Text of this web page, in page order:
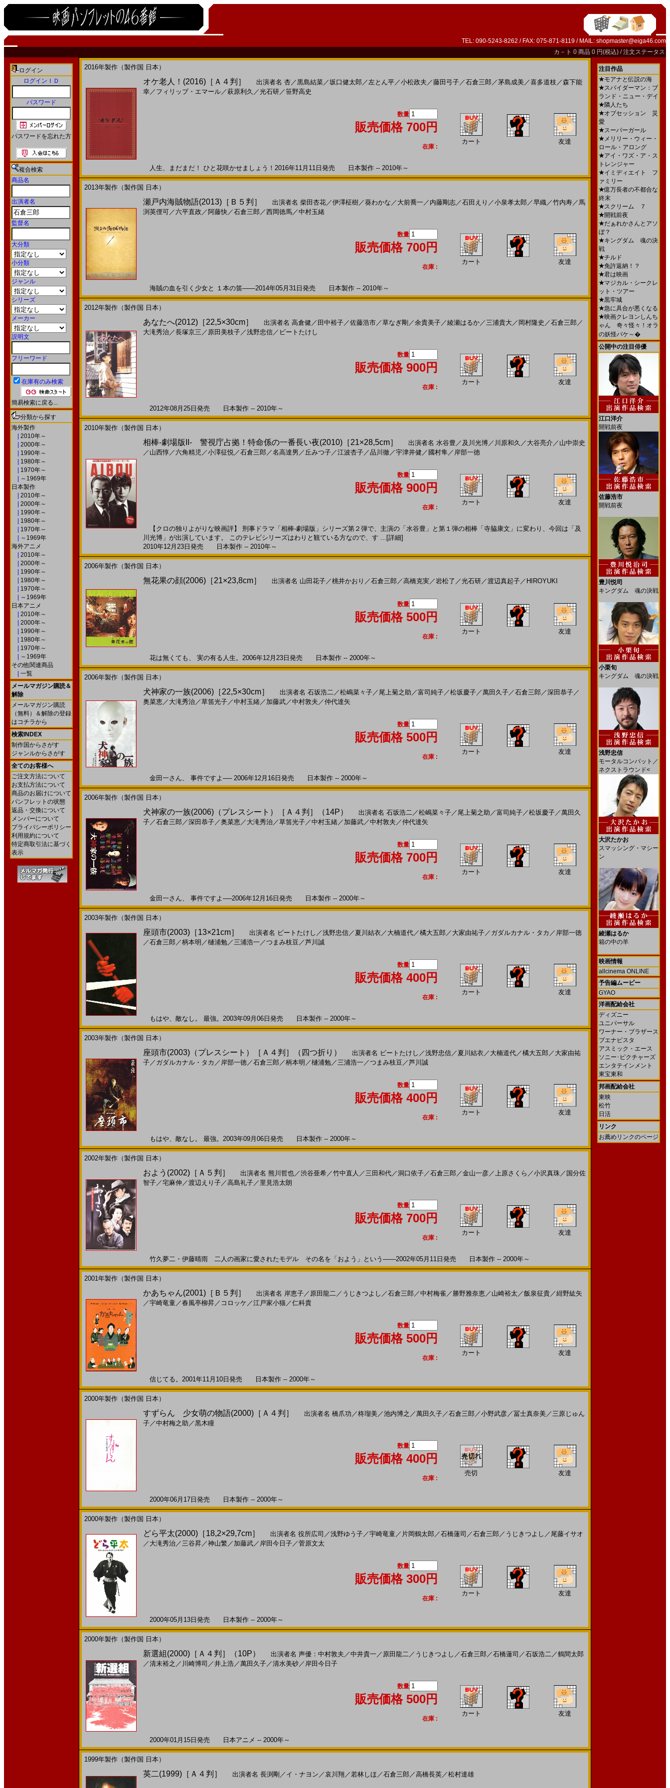
TEL: 090-5243-8262 / FAX: 075-871-8119 / MAIL: shopmaster@eiga46.com
カ－ト 0 商品 0 円(税込) /注文ステータス
ログイン
ログインＩＤ
パスワード
パスワードを忘れた方
複合検索
商品名
出演者名
監督名
大分類
小分類
ジャンル
シリーズ
メーカー
説明文
フリーワード
在庫有のみ検索
簡易検索に戻る...
分類から探す
海外製作
2010年～
2000年～
1990年～
1980年～
1970年～
～1969年
日本製作
2010年～
2000年～
1990年～
1980年～
1970年～
～1969年
海外アニメ
2010年～
2000年～
1990年～
1980年～
1970年～
～1969年
日本アニメ
2010年～
2000年～
1990年～
1980年～
1970年～
～1969年
その他関連商品
一覧
メールマガジン購読＆
解除
メールマガジン購読
（無料）＆解除の登録
はコチラから
検索INDEX
制作国からさがす
ジャンルからさがす
全てのお客様へ
ご注文方法について
お支払方法について
商品のお届けについて
パンフレットの状態
返品・交換について
メンバーについて
プライバシーポリシー
利用規約について
特定商取引法に基づく
表示
2016年製作（製作国 日本）
オケ老人！(2016)［Ａ４判］ 出演者名 杏／黒島結菜／坂口健太郎 ／左とん平／小松政夫 ／藤田弓子／石倉三郎 ／茅島成美／喜多道枝 ／森下能
幸／ フィリップ・エマール／萩原利久 ／光石研／笹野高史
数量
販売価格 700円
在庫 :
カート 友達
人生、まだまだ！ ひと花咲かせましょう！2016年11月11日発売 日本製作 -- 2010年～
2013年製作（製作国 日本）
瀬戸内海賊物語(2013)［Ｂ５判］ 出演者名 柴田杏花／伊澤柾樹／葵わかな ／ 大前喬一 ／ 内藤剛志／石田えり ／小泉孝太郎 ／早織／竹内寿／馬
渕英俚可／ 六平直政 ／ 阿藤快／石倉三郎 ／西岡徳馬／中村玉緒
数量
販売価格 700円
在庫 :
カート 友達
海賊の血を引く少女と １本の笛――2014年05月31日発売 日本製作 -- 2010年～
2012年製作（製作国 日本）
あなたへ(2012)［22,5×30cm］ 出演者名 高倉健 ／ 田中裕子／佐藤浩市／草なぎ剛 ／余貴美子／綾瀬はるか／三浦貴大／ 岡村隆史 ／石倉三郎 ／
大滝秀治／長塚京三 ／ 原田美枝子／浅野忠信／ ビートたけし
数量
販売価格 900円
在庫 :
カート 友達
2012年08月25日発売 日本製作 -- 2010年～
2010年製作（製作国 日本）
相棒-劇場版II- 警視庁占拠！特命係の一番長い夜(2010)［21×28,5cm］ 出演者名 水谷豊 ／ 及川光博／ 川原和久 ／ 大谷亮介 ／ 山中崇史
／ 山西惇／ 六角精児／小澤征悦／石倉三郎 ／名高達男 ／ 丘みつ子／江波杏子／品川徹 ／宇津井健 ／ 國村隼／ 岸部一徳
数量
販売価格 900円
在庫 :
カート 友達
【クロの独りよがりな映画評】 刑事ドラマ「相棒-劇場版」シリーズ第２弾で、主演の「水谷豊」と第１弾の相棒「寺脇康文」に変わり、今回は「及
川光博」が出演しています。 このテレビシリーズはわりと観ている方なので、す ... [詳細]
2010年12月23日発売 日本製作 -- 2010年～
2006年製作（製作国 日本）
無花果の顔(2006)［21×23,8cm］ 出演者名 山田花子／桃井かおり ／石倉三郎 ／高橋克実／岩松了 ／光石研／渡辺真起子／ HIROYUKI
数量
販売価格 500円
在庫 :
カート 友達
花は無くても、 実の有る人生。2006年12月23日発売 日本製作 -- 2000年～
2006年製作（製作国 日本）
犬神家の一族(2006)［22,5×30cm］ 出演者名 石坂浩二／松嶋菜々子／ 尾上菊之助 ／富司純子／松坂慶子／萬田久子／石倉三郎 ／深田恭子／
奥菜恵／ 大滝秀治／草笛光子／中村玉緒／ 加藤武／中村敦夫 ／仲代達矢
数量
販売価格 500円
在庫 :
カート 友達
金田一さん、 事件ですよ── 2006年12月16日発売 日本製作 -- 2000年～
2006年製作（製作国 日本）
犬神家の一族(2006)（プレスシート）［Ａ４判］（14P） 出演者名 石坂浩二／松嶋菜々子／ 尾上菊之助 ／富司純子／松坂慶子／萬田久
子／石倉三郎 ／深田恭子／奥菜恵／ 大滝秀治／草笛光子／中村玉緒／ 加藤武／中村敦夫 ／仲代達矢
数量
販売価格 700円
在庫 :
カート 友達
金田一さん、 事件ですよ──2006年12月16日発売 日本製作 -- 2000年～
2003年製作（製作国 日本）
座頭市(2003)［13×21cm］ 出演者名 ビートたけし ／浅野忠信／ 夏川結衣 ／ 大楠道代／橘大五郎 ／ 大家由祐子／ ガダルカナル・タカ ／ 岸部一徳
／石倉三郎 ／柄本明 ／樋浦勉／三浦浩一 ／つまみ枝豆／芦川誠
数量
販売価格 400円
在庫 :
カート 友達
もはや、敵なし。 最強。2003年09月06日発売 日本製作 -- 2000年～
2003年製作（製作国 日本）
座頭市(2003)（プレスシート）［Ａ４判］（四つ折り） 出演者名 ビートたけし ／浅野忠信／ 夏川結衣 ／ 大楠道代／橘大五郎 ／ 大家由祐
子／ ガダルカナル・タカ ／ 岸部一徳／石倉三郎 ／柄本明 ／樋浦勉／三浦浩一 ／つまみ枝豆／芦川誠
数量
販売価格 400円
在庫 :
カート 友達
もはや、敵なし。 最強。2003年09月06日発売 日本製作 -- 2000年～
2002年製作（製作国 日本）
およう(2002)［Ａ５判］ 出演者名 熊川哲也／渋谷亜希／竹中直人 ／三田和代／洞口依子／石倉三郎 ／金山一彦／上原さくら ／小沢真珠／ 国分佐
智子／宅麻伸 ／渡辺えり子／高島礼子／ 里見浩太朗
数量
販売価格 700円
在庫 :
カート 友達
竹久夢二・伊藤晴雨 二人の画家に愛されたモデル その名を「およう」という――2002年05月11日発売 日本製作 -- 2000年～
2001年製作（製作国 日本）
かあちゃん(2001)［Ｂ５判］ 出演者名 岸恵子／ 原田龍二／ うじきつよし ／石倉三郎 ／中村梅雀 ／ 勝野雅奈恵／ 山崎裕太 ／飯泉征貴／紺野紘矢
／宇崎竜童／春風亭柳昇／ コロッケ ／江戸家小猫／仁科貴
数量
販売価格 500円
在庫 :
カート 友達
信じてる。2001年11月10日発売 日本製作 -- 2000年～
2000年製作（製作国 日本）
すずらん 少女萌の物語(2000)［Ａ４判］ 出演者名 橋爪功 ／柊瑠美／池内博之 ／萬田久子／石倉三郎 ／小野武彦／冨士真奈美／三原じゅん
子／中村梅之助 ／黒木瞳
数量
販売価格 400円
在庫 :
売切 友達
2000年06月17日発売 日本製作 -- 2000年～
2000年製作（製作国 日本）
どら平太(2000)［18,2×29,7cm］ 出演者名 役所広司 ／浅野ゆう子／宇崎竜童／ 片岡鶴太郎 ／石橋蓮司 ／石倉三郎 ／ うじきつよし ／ 尾藤イサオ
／ 大滝秀治／三谷昇／神山繁 ／ 加藤武／ 岸田今日子／菅原文太
数量
販売価格 300円
在庫 :
カート 友達
2000年05月13日発売 日本製作 -- 2000年～
2000年製作（製作国 日本）
新選組(2000)［Ａ４判］（10P） 出演者名 声優：中村敦夫 ／中井貴一 ／ 原田龍二／ うじきつよし ／石倉三郎 ／石橋蓮司 ／石坂浩二／鶴間太郎
／清末裕之 ／ 川崎博司 ／井上浩／萬田久子／清水美砂／ 岸田今日子
数量
販売価格 500円
在庫 :
カート 友達
2000年01月15日発売 日本アニメ -- 2000年～
1999年製作（製作国 日本）
英二(1999)［Ａ４判］ 出演者名 長渕剛 ／ イ・ナヨン ／哀川翔 ／若林しほ ／石倉三郎 ／高橋長英／松村達雄
注目作品
★モアナと伝説の海
★スパイダーマン：ブ
ランド・ニュー・デイ
★隣人たち
★オブセッション 災
愛
★スーパーガール
★メリリー・ウィー・
ロール・アロング
★アイ・ワズ・ア・ス
トレンジャー
★イミディエイト フ
ァミリー
★億万長者の不都合な
終末
★スクリーム ７
★開戦前夜
★だぁれかさんとアソ
ぼ？
★キングダム 魂の決
戦
★チルド
★免許返納！？
★君は映画
★マジカル・シークレ
ット・ツアー
★黒牢城
★急に具合が悪くなる
★映画クレヨンしんち
ゃん 奇々怪々！オラ
の妖怪バケ～�
公開中の注目俳優
江口洋介
開戦前夜
佐藤浩市
開戦前夜
豊川悦司
キングダム 魂の決戦
小栗旬
キングダム 魂の決戦
浅野忠信
モータルコンバット／
ネクストラウンド<
大沢たかお
スマッシング・マシー
ン
綾瀬はるか
箱の中の羊
映画情報
allcinema ONLINE
予告編ムービー
GYAO
洋画配給会社
ディズニー
ユニバーサル
ワーナー・ブラザース
ブエナビスタ
アスミック・エース
ソニー･ピクチャーズ
エンタテインメント
東宝東和
邦画配給会社
東映
松竹
日活
リンク
お薦めリンクのページ